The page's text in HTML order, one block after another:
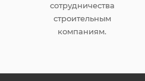
сотрудничества
строительным
компаниям.